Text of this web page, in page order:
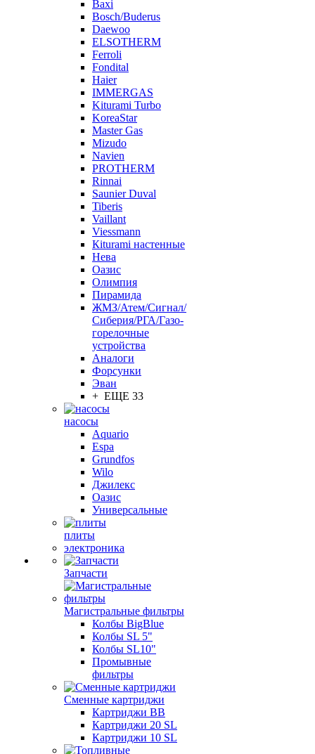
Baxi
Bosch/Buderus
Daewoo
ELSOTHERM
Ferroli
Fondital
Haier
IMMERGAS
Kiturami Turbo
KoreaStar
Master Gas
Mizudo
Navien
PROTHERM
Rinnai
Saunier Duval
Tiberis
Vaillant
Viessmann
Кiturami настенные
Нева
Оазис
Олимпия
Пирамида
ЖМЗ/Атем/Сигнал/
Сиберия/РГА/Газо-
горелочные
устройства
Aналоги
Форсунки
Эван
+ ЕЩЕ 33
насосы
Aquario
Espa
Grundfos
Wilo
Джилекс
Оазис
Универсальные
плиты
электроника
Запчасти
Магистральные фильтры
Колбы BigBlue
Колбы SL 5"
Колбы SL10"
Промывные
фильтры
Сменные картриджи
Картриджи BB
Картриджи 20 SL
Картриджи 10 SL